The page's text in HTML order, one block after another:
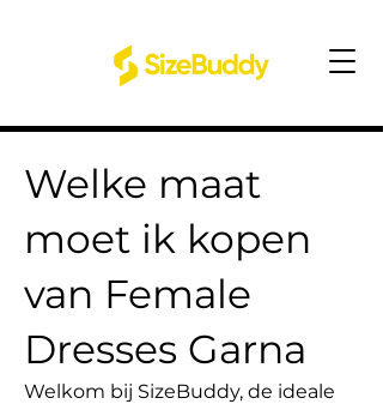
Welke maat
moet ik kopen
van Female
Dresses Garna
Welkom bij SizeBuddy, de ideale